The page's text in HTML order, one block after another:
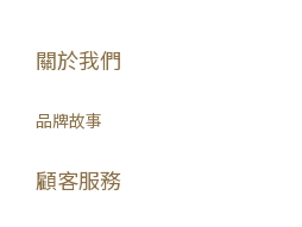
關於我們
品牌故事
顧客服務